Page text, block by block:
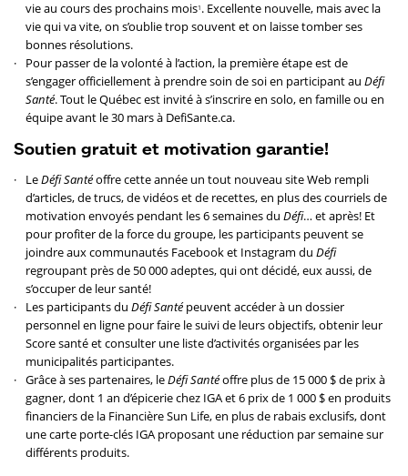
vie au cours des prochains mois1 . Excellente nouvelle, mais avec la
vie qui va vite, on s’oublie trop souvent et on laisse tomber ses
bonnes résolutions.
Pour passer de la volonté à l’action, la première étape est de
s’engager officiellement à prendre soin de soi en participant au Défi
Santé. Tout le Québec est invité à s’inscrire en solo, en famille ou en
équipe avant le 30 mars à DefiSante.ca.
Soutien gratuit et motivation garantie!
LeDéfi Santéoffre cette année un tout nouveau site Web rempli
d’articles, de trucs, de vidéos et de recettes, en plus des courriels de
motivation envoyés pendant les 6 semaines du Défi… et après! Et
pour profiter de la force du groupe, les participants peuvent se
joindre aux communautés Facebook et Instagram du Défi
regroupant près de 50 000 adeptes, qui ont décidé, eux aussi, de
s’occuper de leur santé!
Les participants du Défi Santépeuvent accéder à un dossier
personnel en ligne pour faire le suivi de leurs objectifs, obtenir leur
Score santé et consulter une liste d’activités organisées par les
municipalités participantes.
Grâce à ses partenaires, leDéfi Santéoffre plus de 15 000 $ de prix à
gagner, dont 1 an d’épicerie chez IGA et 6 prix de 1 000 $ en produits
financiers de la Financière Sun Life, en plus de rabais exclusifs, dont
une carte porte-clés IGA proposant une réduction par semaine sur
différents produits.